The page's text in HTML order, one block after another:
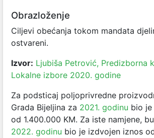
Obrazloženje
Ciljevi obećanja tokom mandata
ostvareni.
Izvor: Ljubiša Petrović, Predizborna
Lokalne izbore 2020. godine
Za podsticaj poljoprivredne
Grada Bijeljina za 2021. godinu bio je
od 1.400.000 KM. Za iste namjene,
2022. godinu bio je izdvojen iznos